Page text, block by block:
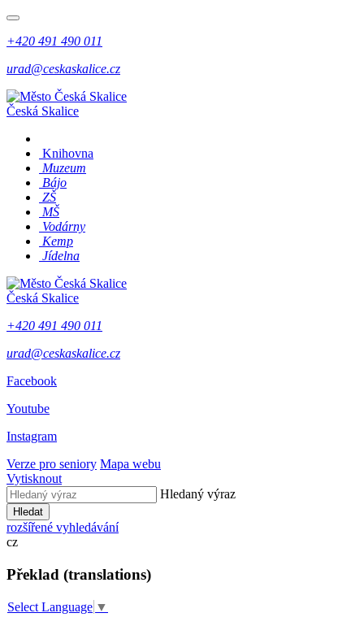
+420 491 490 011
urad@ceskaskalice.cz
Česká Skalice
Knihovna
Muzeum
Bájo
ZŠ
MŠ
Vodárny
Kemp
Jídelna
Česká Skalice
+420 491 490 011
urad@ceskaskalice.cz
Facebook
Youtube
Instagram
Verze pro seniory Mapa webu
Vytisknout
Hledaný výraz
Hledat
rozšířené vyhledávání
cz
Překlad (translations)
Select Language ▼